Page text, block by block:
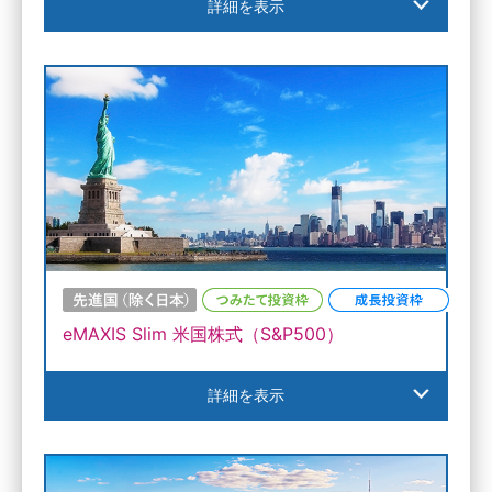
詳細を表示
eMAXIS Slim 米国株式（S&P500）
詳細を表示